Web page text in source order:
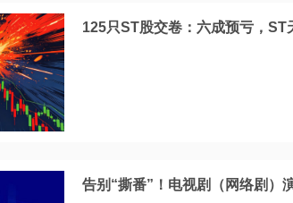
125只ST股交卷：六成预亏，
告别“撕番”！电视剧（网络剧）